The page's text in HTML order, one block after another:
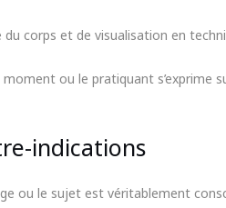
du corps et de visualisation en
moment ou le pratiquant s’exprime
indications
ou le sujet est véritablement